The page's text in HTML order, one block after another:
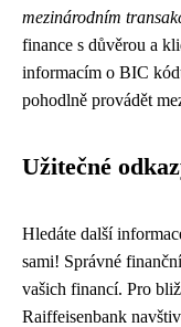
mezinárodním
finance s důvěrou a
informacím o BIC
pohodlně provádět
Užitečné
Hledáte další
sami! Správné
vašich financí. Pro
Raiffeisenbank